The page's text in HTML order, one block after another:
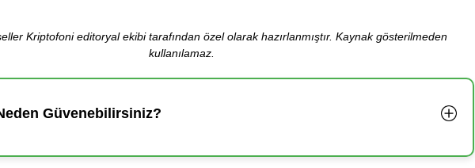
Kriptofoni editoryal ekibi tarafından özel olarak hazırlanmıştır. Kaynak gösterilmeden
kullanılamaz.
Güvenebilirsiniz?